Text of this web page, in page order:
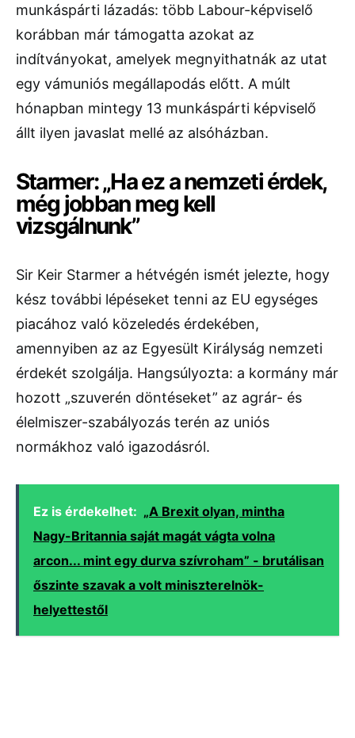
munkáspárti lázadás: több Labour-képviselő
korábban már támogatta azokat az
indítványokat, amelyek megnyithatnák az utat
egy vámuniós megállapodás előtt. A múlt
hónapban mintegy 13 munkáspárti képviselő
állt ilyen javaslat mellé az alsóházban.
Starmer: „Ha ez a nemzeti érdek,
még jobban meg kell
vizsgálnunk”
Sir Keir Starmer a hétvégén ismét jelezte, hogy
kész további lépéseket tenni az EU egységes
piacához való közeledés érdekében,
amennyiben az az Egyesült Királyság nemzeti
érdekét szolgálja. Hangsúlyozta: a kormány már
hozott „szuverén döntéseket” az agrár- és
élelmiszer-szabályozás terén az uniós
normákhoz való igazodásról.
Ez is érdekelhet: „A Brexit olyan, mintha
Nagy-Britannia saját magát vágta volna
arcon... mint egy durva szívroham” - brutálisan
őszinte szavak a volt miniszterelnök-
helyettestől